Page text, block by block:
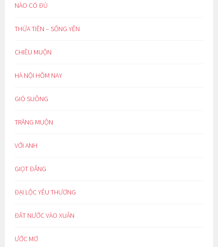
NÀO CÓ ĐỦ
THỪA TIỀN – SỐNG YÊN
CHIỀU MUỘN
HÀ NỘI HÔM NAY
GIÓ SUÔNG
TRĂNG MUỘN
VỚI ANH
GIỌT ĐẮNG
ĐẠI LỘC YÊU THƯƠNG
ĐẤT NƯỚC VÀO XUÂN
ƯỚC MƠ